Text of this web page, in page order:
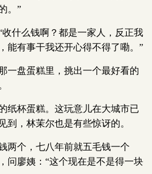
。”
收什么钱啊？都是一家人，反正我
能有事干我还开心得不得了嘞。”
一盘蛋糕里，挑出一个最好看的
纸杯蛋糕。这玩意儿在大城市已
到，林茉尔也是有些惊讶的。
两个，七八年前就五毛钱一个
问廖姨：“这个现在是不是得一块